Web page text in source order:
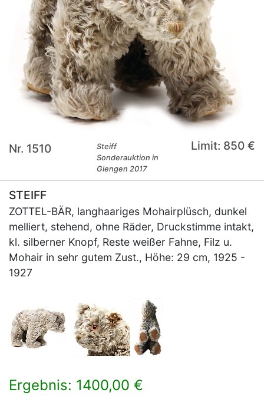
Nr. 1510
Steiff
Sonderauktion in
Giengen 2017
Limit: 850 €
STEIFF
ZOTTEL-BÄR, langhaariges Mohairplüsch, dunkel
melliert, stehend, ohne Räder, Druckstimme intakt,
kl. silberner Knopf, Reste weißer Fahne, Filz u.
Mohair in sehr gutem Zust., Höhe: 29 cm, 1925 -
1927
Ergebnis: 1400,00 €